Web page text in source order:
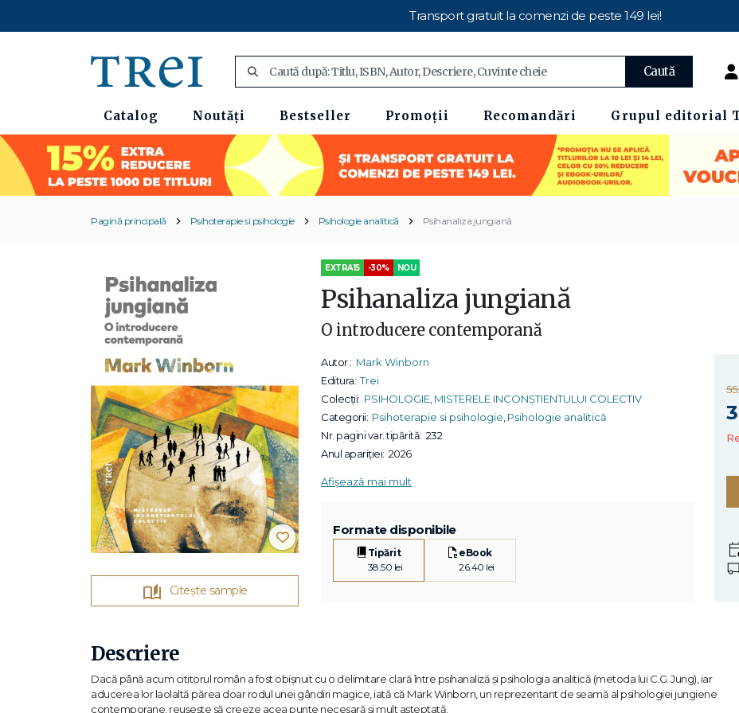
Transport gratuit la comenzi de peste 149 lei!
Caută
Catalog Noutăți Bestseller Promoții Recomandări Grupul editorial
Pagină principală Psihoterapie si psihologie Psihologie analitică Psihanaliza jungiană
Citește sample
EXTRA15 -30% NOU
Psihanaliza jungiană
O introducere contemporană
Autor : Mark Winborn
Editura: Trei
Colecții: PSIHOLOGIE, MISTERELE INCONȘTIENTULUI COLECTIV
Categorii: Psihoterapie si psihologie Psihologie analitică
Nr. pagini var. tipărită: 232
Anul apariției: 2026
Afișează mai mult
Formate disponibile
Tipărit
38.50 lei
eBook
26.40 lei
Descriere
Dacă până acum cititorul român a fost obișnuit cu o delimitare clară între psihanaliză și psihologia analitică (metoda lui C.G. Jung), iar
aducerea lor laolaltă părea doar rodul unei gândiri magice, iată că Mark Winborn, un reprezentant de seamă al psihologiei jungiene
contemporane, reușește să creeze acea punte necesară și mult așteptată.